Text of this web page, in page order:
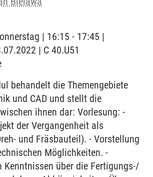
| 16:15 - 17:45 |
| C 40.U51
behandelt die Themengebiete
und CAD und stellt die
ihnen dar: Vorlesung: -
der Vergangenheit als
und Fräsbauteil). - Vorstellung
Möglichkeiten. -
Kenntnissen über die Fertigungs-/